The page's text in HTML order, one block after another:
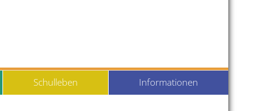
Schulleben Informationen